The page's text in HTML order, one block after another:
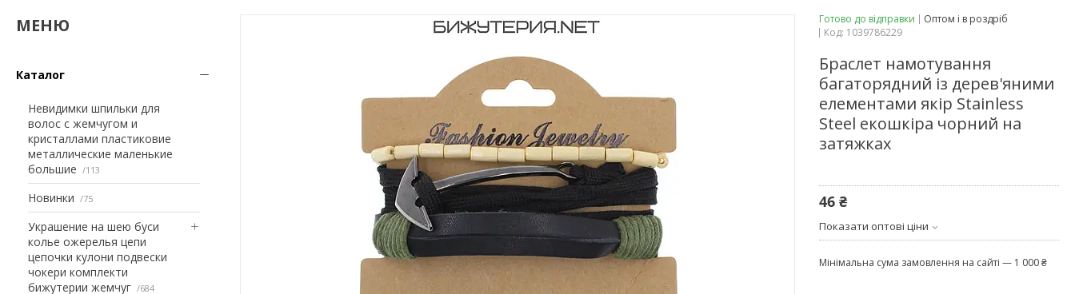
Каталог
Невидимки шпильки для
волос с жемчугом и
кристаллами пластиковие
металлические маленькие
большие
113
Новинки 75
Украшение на шею буси
колье ожерелья цепи
цепочки кулони подвески
чокери комплекти
бижутерии жемчуг
684
Готово до відправки
Оптом і в роздріб
Код: 1039786229
Браслет намотування
багаторядний із дерев'яними
елементами якір Stainless
Steel екошкіра чорний на
затяжках
46 ₴
Показати оптові ціни
Мінімальна сума замовлення на сайті — 1 000 ₴